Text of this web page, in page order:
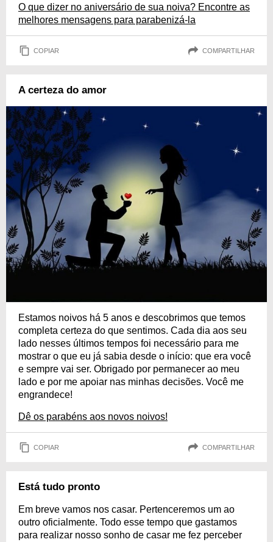
O que dizer no aniversário de sua noiva? Encontre as
melhores mensagens para parabenizá-la
COPIAR COMPARTILHAR
A certeza do amor
Estamos noivos há 5 anos e descobrimos que temos
completa certeza do que sentimos. Cada dia aos seu
lado nesses últimos tempos foi necessário para me
mostrar o que eu já sabia desde o início: que era você
e sempre vai ser. Obrigado por permanecer ao meu
lado e por me apoiar nas minhas decisões. Você me
engrandece!
Dê os parabéns aos novos noivos!
COPIAR COMPARTILHAR
Está tudo pronto
Em breve vamos nos casar. Pertenceremos um ao
outro oficialmente. Todo esse tempo que gastamos
para realizar nosso sonho de casar me fez perceber